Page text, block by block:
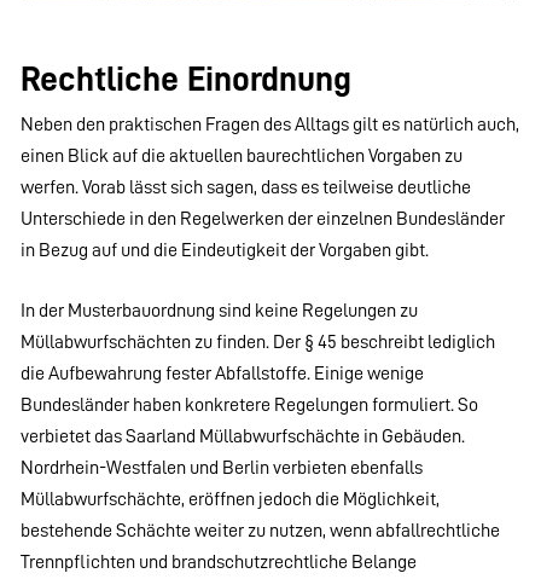
Rechtliche Einordnung
Neben den praktischen Fragen des Alltags gilt es natürlich auch,
einen Blick auf die aktuellen baurechtlichen Vorgaben zu
werfen. Vorab lässt sich sagen, dass es teilweise deutliche
Unterschiede in den Regelwerken der einzelnen Bundesländer
in Bezug auf und die Eindeutigkeit der Vorgaben gibt.
In der Musterbauordnung sind keine Regelungen zu
Müllabwurfschächten zu finden. Der § 45 beschreibt lediglich
die Aufbewahrung fester Abfallstoffe. Einige wenige
Bundesländer haben konkretere Regelungen formuliert. So
verbietet das Saarland Müllabwurfschächte in Gebäuden.
Nordrhein-Westfalen und Berlin verbieten ebenfalls
Müllabwurfschächte, eröffnen jedoch die Möglichkeit,
bestehende Schächte weiter zu nutzen, wenn abfallrechtliche
Trennpflichten und brandschutzrechtliche Belange